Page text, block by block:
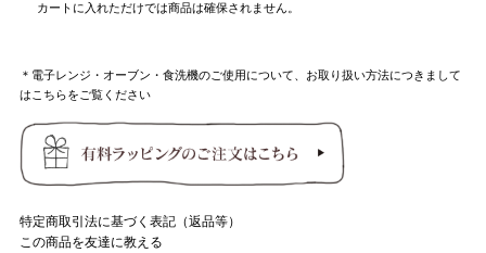
カートに入れただけでは商品は確保されません。
＊電子レンジ・オーブン・食洗機のご使用について、お取り扱い方法につきまして
はこちらをご覧ください
特定商取引法に基づく表記（返品等）
この商品を友達に教える